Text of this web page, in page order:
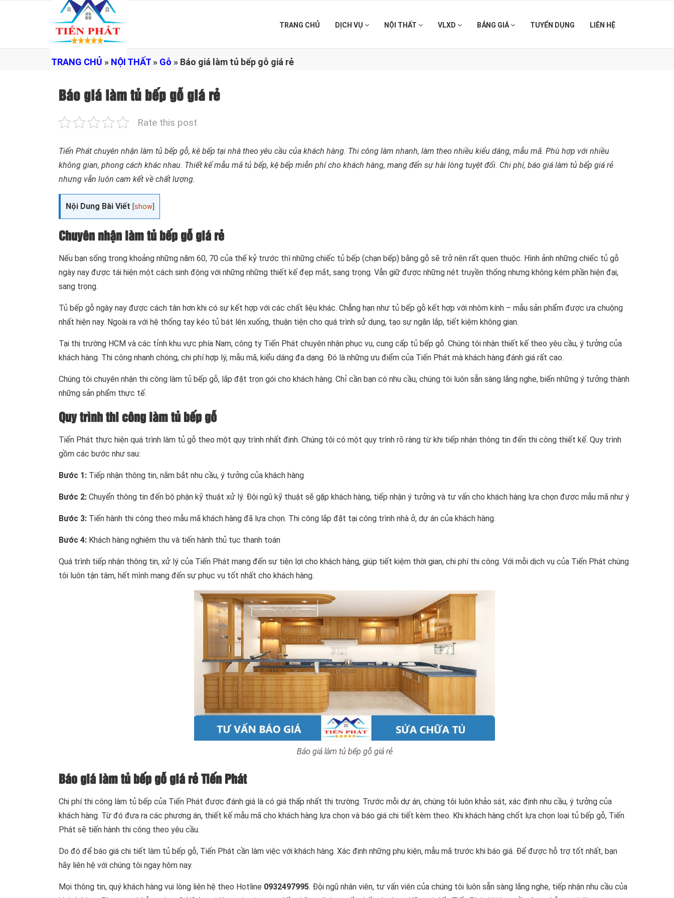
TRANG CHỦ DỊCH VỤ NỘI THẤT VLXD BẢNG GIÁ TUYỂN DỤNG LIÊN HỆ
TRANG CHỦ » NỘI THẤT » Gỗ » Báo giá làm tủ bếp gỗ giá rẻ
Báo giá làm tủ bếp gỗ giá rẻ
Rate this post
Tiến Phát chuyên nhận làm tủ bếp gỗ, kệ bếp tại nhà theo yêu cầu của khách hàng. Thi công làm nhanh, làm theo nhiều kiểu dáng, mẫu mã. Phù hợp với nhiều
không gian, phong cách khác nhau. Thiết kế mẫu mã tủ bếp, kệ bếp miễn phí cho khách hàng, mang đến sự hài lòng tuyệt đối. Chi phí, báo giá làm tủ bếp giá rẻ
nhưng vẫn luôn cam kết về chất lượng.
Nội Dung Bài Viết [show
Chuyên nhận làm tủ bếp gỗ giá rẻ
Nếu bạn sống trong khoảng những năm 60, 70 của thế kỷ trước thì những chiếc tủ bếp (chạn bếp) bằng gỗ sẽ trở nên rất quen thuộc. Hình ảnh những chiếc tủ gỗ
ngày nay được tái hiện một cách sinh động với những những thiết kế đẹp mắt, sang trọng. Vẫn giữ được những nét truyền thống nhưng không kém phần hiện đại,
sang trọng.
Tủ bếp gỗ ngày nay được cách tân hơn khi có sự kết hợp với các chất liệu khác. Chẳng hạn như tủ bếp gỗ kết hợp với nhôm kính – mẫu sản phẩm được ưa chuộng
nhất hiện nay. Ngoài ra với hệ thống tay kéo tủ bát lên xuống, thuận tiện cho quá trình sử dụng, tạo sự ngăn lắp, tiết kiệm không gian.
Tại thị trường HCM và các tỉnh khu vực phía Nam, công ty Tiến Phát chuyên nhận phục vụ, cung cấp tủ bếp gỗ. Chúng tôi nhận thiết kế theo yêu cầu, ý tưởng của
khách hàng. Thi công nhanh chóng, chi phí hợp lý, mẫu mã, kiểu dáng đa dạng. Đó là những ưu điểm của Tiến Phát mà khách hàng đánh giá rất cao.
Chúng tôi chuyên nhận thi công làm tủ bếp gỗ, lắp đặt trọn gói cho khách hàng. Chỉ cần bạn có nhu cầu, chúng tôi luôn sẵn sàng lắng nghe, biến những ý tưởng thành
những sản phẩm thực tế.
Quy trình thi công làm tủ bếp gỗ
Tiến Phát thực hiện quá trình làm tủ gỗ theo một quy trình nhất định. Chúng tôi có một quy trình rõ ràng từ khi tiếp nhận thông tin đến thi công thiết kế. Quy trình
gồm các bước như sau:
Bước 1: Tiếp nhận thông tin, nắm bắt nhu cầu, ý tưởng của khách hàng
Bước 2: Chuyển thông tin đến bộ phận kỹ thuật xử lý. Đội ngũ kỹ thuật sẽ gặp khách hàng, tiếp nhận ý tưởng và tư vấn cho khách hàng lựa chọn được mẫu mã như ý
Bước 3: Tiến hành thi công theo mẫu mã khách hàng đã lựa chọn. Thi công lắp đặt tại công trình nhà ở, dự án của khách hàng.
Bước 4: Khách hàng nghiệm thu và tiến hành thủ tục thanh toán
Quá trình tiếp nhận thông tin, xử lý của Tiến Phát mang đến sự tiện lợi cho khách hàng, giúp tiết kiệm thời gian, chi phí thi công. Với mỗi dịch vụ của Tiến Phát chúng
tôi luôn tận tâm, hết mình mang đến sự phục vụ tốt nhất cho khách hàng.
Báo giá làm tủ bếp gỗ giá rẻ
Báo giá làm tủ bếp gỗ giá rẻ Tiến Phát
Chi phí thi công làm tủ bếp của Tiến Phát được đánh giá là có giá thấp nhất thị trường. Trước mỗi dự án, chúng tôi luôn khảo sát, xác định nhu cầu, ý tưởng của
khách hàng. Từ đó đưa ra các phương án, thiết kế mẫu mã cho khách hàng lựa chọn và báo giá chi tiết kèm theo. Khi khách hàng chốt lựa chọn loại tủ bếp gỗ, Tiến
Phát sẽ tiến hành thi công theo yêu cầu.
Do đó để báo giá chi tiết làm tủ bếp gỗ, Tiến Phát cần làm việc với khách hàng. Xác định những phụ kiện, mẫu mã trước khi báo giá. Để được hỗ trợ tốt nhất, bạn
hãy liên hệ với chúng tôi ngay hôm nay.
Mọi thông tin, quý khách hàng vui lòng liên hệ theo Hotline 0932497995. Đội ngũ nhân viên, tư vấn viên của chúng tôi luôn sẵn sàng lắng nghe, tiếp nhận nhu cầu của